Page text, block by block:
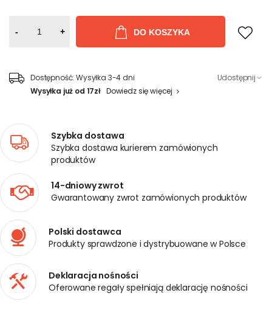
- + DO KOSZYKA
Dostępność: Wysyłka 3-4 dni
Wysyłka już od 17zł Dowiedz się więcej
Udostępnij
Szybka dostawa
Szybka dostawa kurierem zamówionych
produktów
14-dniowy zwrot
Gwarantowany zwrot zamówionych produktów
Polski dostawca
Produkty sprawdzone i dystrybuowane w Polsce
Deklaracja nośności
Oferowane regały spełniają deklarację nośności